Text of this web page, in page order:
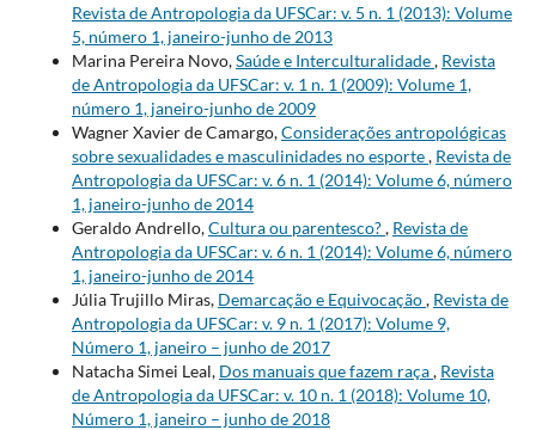
Revista de Antropologia da UFSCar: v. 5 n. 1 (2013): Volume
5, número 1, janeiro-junho de 2013
Marina Pereira Novo,Saúde e Interculturalidade, Revista
de Antropologia da UFSCar: v. 1 n. 1 (2009): Volume 1,
número 1, janeiro-junho de 2009
Wagner Xavier de Camargo,Considerações antropológicas
sobre sexualidades e masculinidades no esporte, Revista de
Antropologia da UFSCar: v. 6 n. 1 (2014): Volume 6, número
1, janeiro-junho de 2014
Geraldo Andrello,Cultura ou parentesco?, Revista de
Antropologia da UFSCar: v. 6 n. 1 (2014): Volume 6, número
1, janeiro-junho de 2014
Júlia Trujillo Miras, Demarcação e Equivocação, Revista de
Antropologia da UFSCar: v. 9 n. 1 (2017): Volume 9,
Número 1, janeiro – junho de 2017
Natacha Simei Leal, Dos manuais que fazem raça, Revista
de Antropologia da UFSCar: v. 10 n. 1 (2018): Volume 10,
Número 1, janeiro – junho de 2018